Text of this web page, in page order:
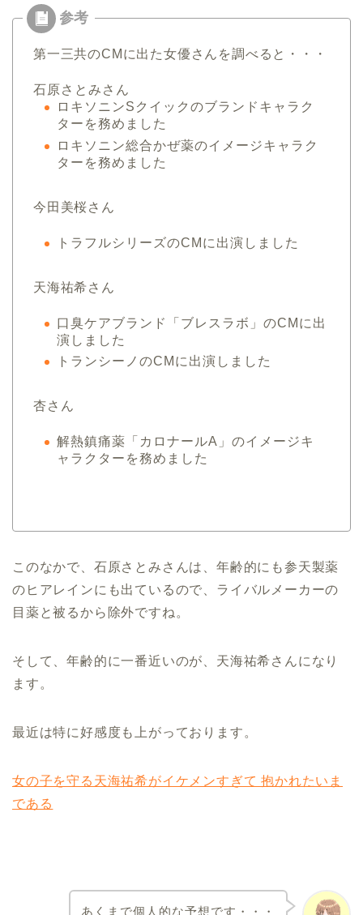
第一三共のCMに出た女優さんを調べると・・・
石原さとみさん
ロキソニンSクイックのブランドキャラク
ターを務めました
ロキソニン総合かぜ薬のイメージキャラク
ターを務めました
今田美桜さん
トラフルシリーズのCMに出演しました
天海祐希さん
口臭ケアブランド「ブレスラボ」のCMに出
演しました
トランシーノのCMに出演しました
杏さん
解熱鎮痛薬「カロナールA」のイメージキ
ャラクターを務めました
このなかで、石原さとみさんは、年齢的にも参天製薬
のヒアレインにも出ているので、ライバルメーカーの
目薬と被るから除外ですね。
そして、年齢的に一番近いのが、 天海祐希さんになり
ます。
最近は特に好感度も上がっております。
女の子を守る天海祐希がイケメンすぎて 抱かれたいま
である
あくまで個人的な予想です・・・